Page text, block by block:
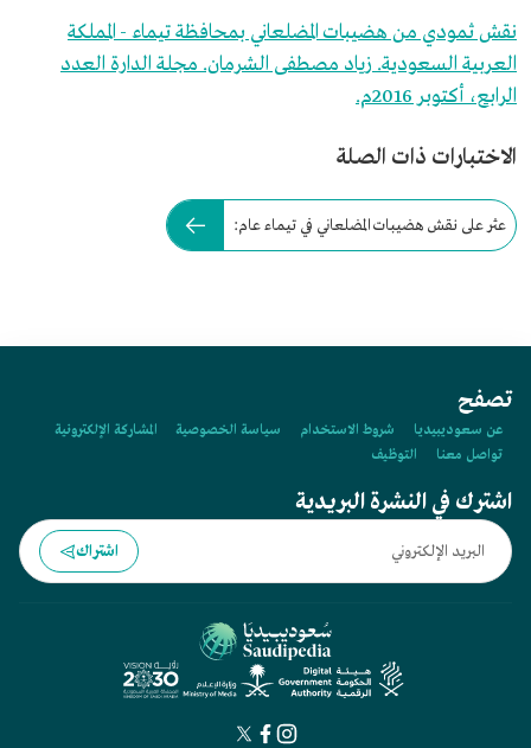
نقش ثمودي من هضيبات المضلعاني بمحافظة تيماء - المملكة
العربية السعودية. زياد مصطفى الشرمان. مجلة الدارة العدد
الرابع، أكتوبر 2016م.
الاختبارات ذات الصلة
عثر على نقش هضيبات المضلعاني في تيماء عام:
تصفح
عن سعوديبيديا شروط الاستخدام سياسة الخصوصية
المشاركة الإلكترونية
تواصل معنا
التوظيف
اشترك في النشرة البريدية
اشتراك